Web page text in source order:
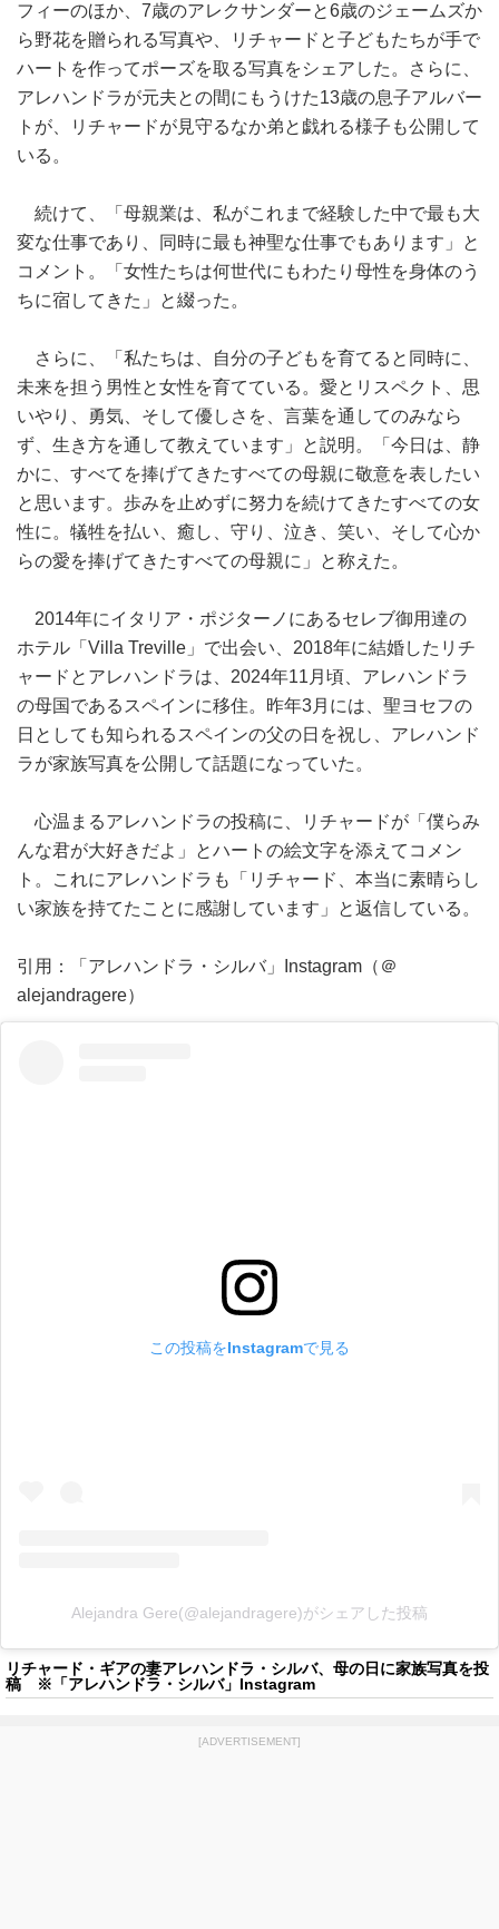
フィーのほか、7歳のアレクサンダーと6歳のジェームズか
ら野花を贈られる写真や、リチャードと子どもたちが手で
ハートを作ってポーズを取る写真をシェアした。さらに、
アレハンドラが元夫との間にもうけた13歳の息子アルバー
トが、リチャードが見守るなか弟と戯れる様子も公開して
いる。
続けて、「母親業は、私がこれまで経験した中で最も大
変な仕事であり、同時に最も神聖な仕事でもあります」と
コメント。「女性たちは何世代にもわたり母性を身体のう
ちに宿してきた」と綴った。
さらに、「私たちは、自分の子どもを育てると同時に、
未来を担う男性と女性を育てている。愛とリスペクト、思
いやり、勇気、そして優しさを、言葉を通してのみなら
ず、生き方を通して教えています」と説明。「今日は、静
かに、すべてを捧げてきたすべての母親に敬意を表したい
と思います。歩みを止めずに努力を続けてきたすべての女
性に。犠牲を払い、癒し、守り、泣き、笑い、そして心か
らの愛を捧げてきたすべての母親に」と称えた。
2014年にイタリア・ポジターノにあるセレブ御用達の
ホテル「Villa Treville」で出会い、2018年に結婚したリチ
ャードとアレハンドラは、2024年11月頃、アレハンドラ
の母国であるスペインに移住。昨年3月には、聖ヨセフの
日としても知られるスペインの父の日を祝し、アレハンド
ラが家族写真を公開して話題になっていた。
心温まるアレハンドラの投稿に、リチャードが「僕らみ
んな君が大好きだよ」とハートの絵文字を添えてコメン
ト。これにアレハンドラも「リチャード、本当に素晴らし
い家族を持てたことに感謝しています」と返信している。
引用：「アレハンドラ・シルバ」Instagram（＠
alejandragere）
この投稿をInstagramで見る
Alejandra Gere(@alejandragere)がシェアした投稿
リチャード・ギアの妻アレハンドラ・シルバ、母の日に家族写真を投
稿 ※「アレハンドラ・シルバ」Instagram
[ADVERTISEMENT]